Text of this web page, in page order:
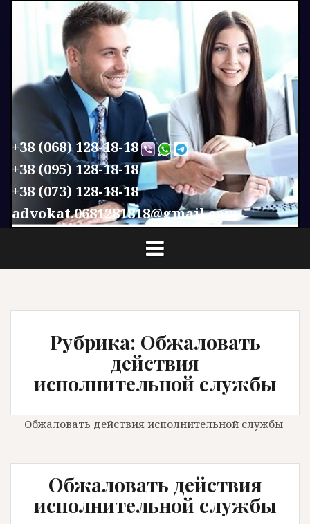
+38 (068) 128-18-18
+38 (095) 128-18-18
+38 (073) 128-18-18
advokat.0681281818@gmail.com
Рубрика: Обжаловать
действия
исполнительной службы
Обжаловать действия исполнительной службы
Обжаловать действия
исполнительной службы